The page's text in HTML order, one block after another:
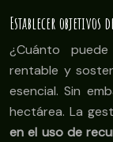
Establecer
¿Cuánto
rentable y
esencial. Sin
hectárea. La
en el uso de